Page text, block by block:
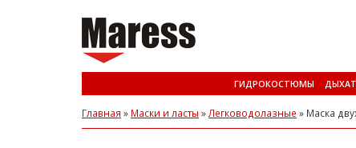
ГИДРОКОСТЮМЫ
Главная » Маски и ласты » Легководолазные » Маска